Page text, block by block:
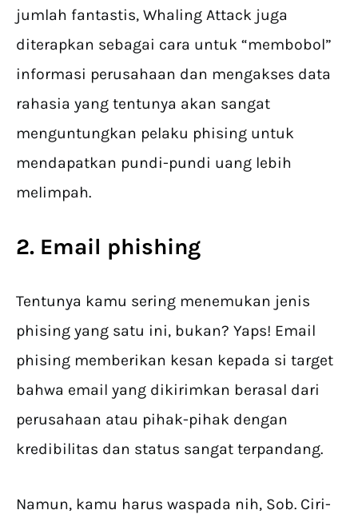
jumlah fantastis, Whaling Attack juga
diterapkan sebagai cara untuk “membobol”
informasi perusahaan dan mengakses data
rahasia yang tentunya akan sangat
menguntungkan pelaku phising untuk
mendapatkan pundi-pundi uang lebih
melimpah.
2. Email phishing
Tentunya kamu sering menemukan jenis
phising yang satu ini, bukan? Yaps! Email
phising memberikan kesan kepada si target
bahwa email yang dikirimkan berasal dari
perusahaan atau pihak-pihak dengan
kredibilitas dan status sangat terpandang.
Namun, kamu harus waspada nih, Sob. Ciri-